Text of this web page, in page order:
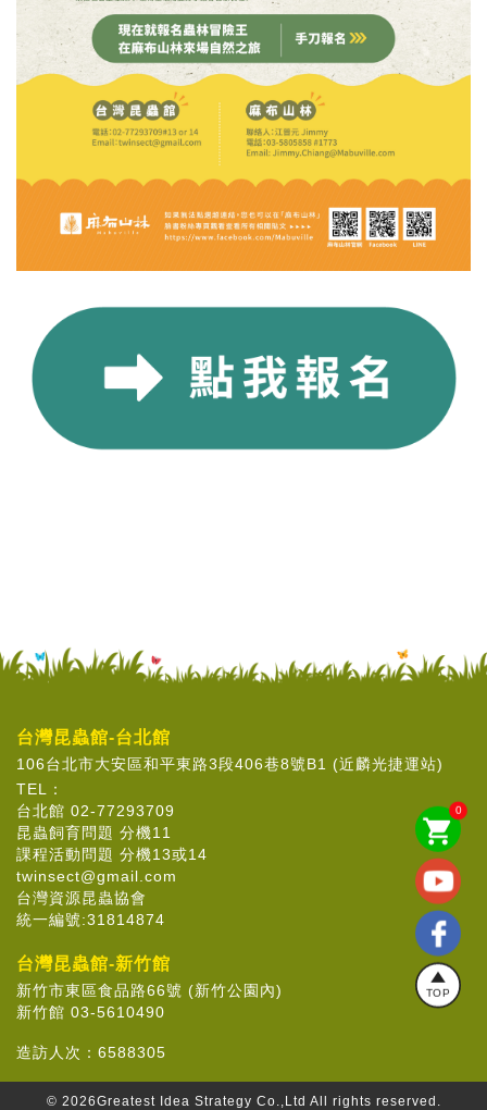
shopping_cart
0
TOP
台灣昆蟲館-台北館
106台北市大安區和平東路3段406巷8號B1 (近麟光捷運站)
TEL：
台北館 02-77293709
昆蟲飼育問題 分機11
課程活動問題 分機13或14
twinsect@gmail.com
台灣資源昆蟲協會
統一編號:31814874
台灣昆蟲館-新竹館
新竹市東區食品路66號 (新竹公園內)
新竹館 03-5610490
造訪人次： 6588305
© 2026Greatest Idea Strategy Co.,Ltd All rights reserved.